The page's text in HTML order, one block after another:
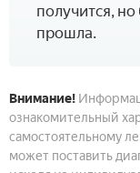
получится,
прошла.
Внимание!
ознакомительный
самостоятельному
может поставить